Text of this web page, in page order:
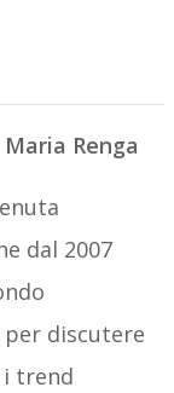
Renga
dal 2007
per discutere
trend